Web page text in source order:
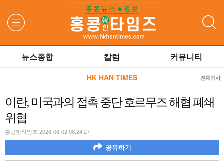
뉴스종합 칼럼 커뮤니티
HK HAN TIMES 전체기사
이란, 미국과의 접촉 중단 호르무즈 해협 폐쇄
위협
홍콩한타임즈 2026-06-02 08:24:27
공유하기